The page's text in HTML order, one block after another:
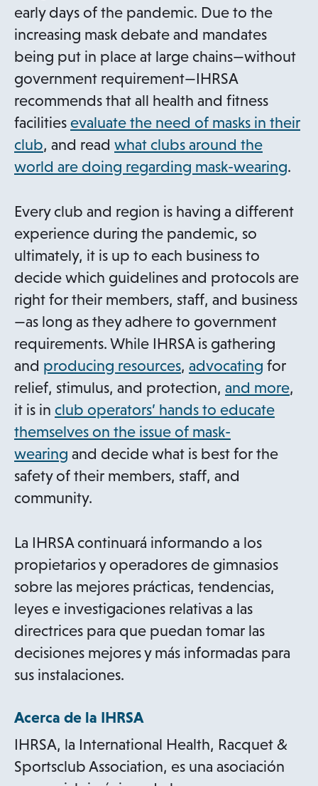
early days of the pandemic. Due to the
increasing mask debate and mandates
being put in place at large chains—without
government requirement—IHRSA
recommends that all health and fitness
facilities evaluate the need of masks in their
club, and read what clubs around the
world are doing regarding mask-wearing.
Every club and region is having a different
experience during the pandemic, so
ultimately, it is up to each business to
decide which guidelines and protocols are
right for their members, staff, and business
—as long as they adhere to government
requirements. While IHRSA is gathering
and producing resources, advocating for
relief, stimulus, and protection, and more,
it is in club operators’ hands to educate
themselves on the issue of mask-
wearing and decide what is best for the
safety of their members, staff, and
community.
La IHRSA continuará informando a los
propietarios y operadores de gimnasios
sobre las mejores prácticas, tendencias,
leyes e investigaciones relativas a las
directrices para que puedan tomar las
decisiones mejores y más informadas para
sus instalaciones.
Acerca de la IHRSA
IHRSA, la International Health, Racquet &
Sportsclub Association, es una asociación